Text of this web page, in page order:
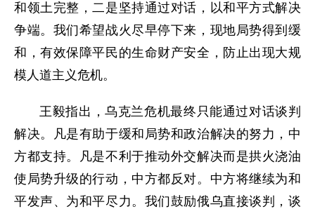
和领土完整，二是坚持通过对话，以和平方式解决
争端。我们希望战火尽早停下来，现地局势得到缓
和，有效保障平民的生命财产安全，防止出现大规
模人道主义危机。
王毅指出，乌克兰危机最终只能通过对话谈判
解决。凡是有助于缓和局势和政治解决的努力，中
方都支持。凡是不利于推动外交解决而是拱火浇油
使局势升级的行动，中方都反对。中方将继续为和
平发声、为和平尽力。我们鼓励俄乌直接谈判，谈